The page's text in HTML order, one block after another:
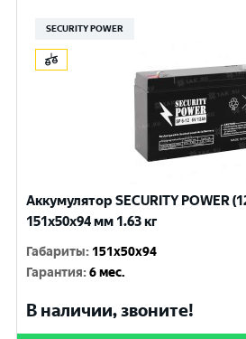
SECURITY POWER
Аккумулятор SECURITY POWER
151x50x94 мм 1.63 кг
Габариты: 151x50x94
Гарантия:6 мес.
В наличии, звоните!